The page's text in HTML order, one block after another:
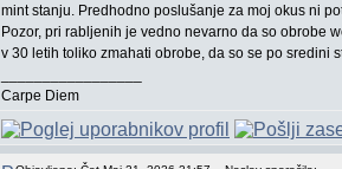
mint stanju. Predhodno poslušanje za moj okus ni
Pozor, pri rabljenih je vedno nevarno da so obrobe
v 30 letih toliko zmahati obrobe, da so se po sredini
Carpe Diem